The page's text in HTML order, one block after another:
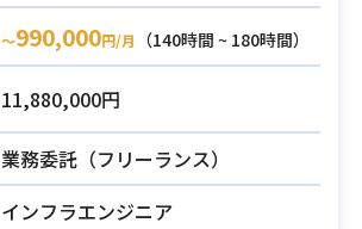
・Edgeの経験またはMS製品関連に
関わった経験または知見（業務経験
がないけど詳しいでも可）
〜990,000円/月
（140時間 ~ 180時間）
11,880,000円
業務委託（フリーランス）
インフラエンジニア